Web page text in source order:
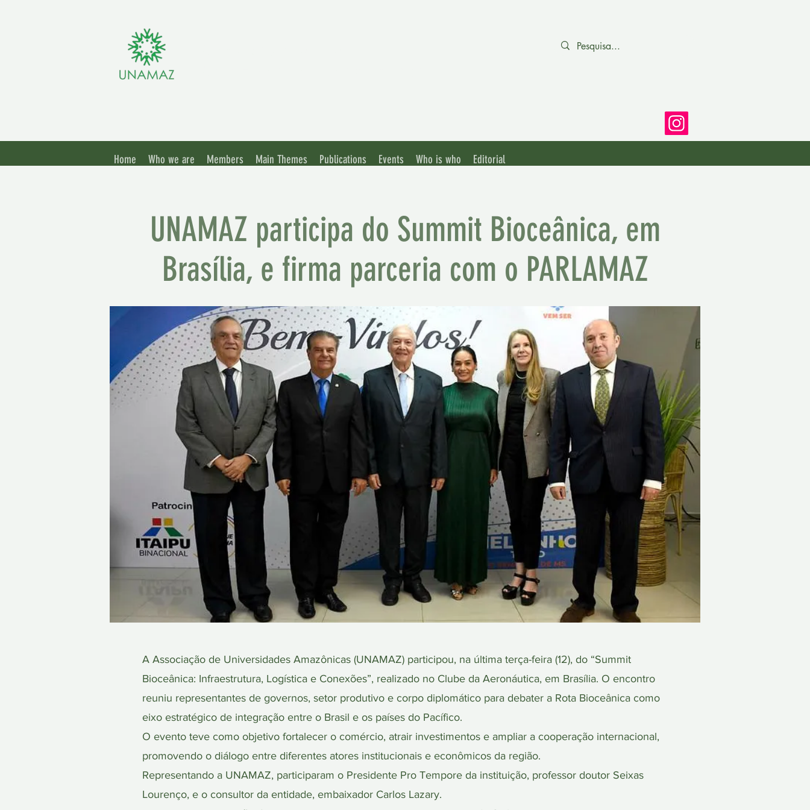
Home Who we are Members Main Themes Publications Events Who is who Editorial
UNAMAZ participa do Summit Bioceânica, em
Brasília, e firma parceria com o PARLAMAZ
A Associação de Universidades Amazônicas (UNAMAZ) participou, na última terça-feira (12), do “Summit
Bioceânica: Infraestrutura, Logística e Conexões”, realizado no Clube da Aeronáutica, em Brasília. O encontro
reuniu representantes de governos, setor produtivo e corpo diplomático para debater a Rota Bioceânica como
eixo estratégico de integração entre o Brasil e os países do Pacífico.
O evento teve como objetivo fortalecer o comércio, atrair investimentos e ampliar a cooperação internacional,
promovendo o diálogo entre diferentes atores institucionais e econômicos da região.
Representando a UNAMAZ, participaram o Presidente Pro Tempore da instituição, professor doutor Seixas
Lourenço, e o consultor da entidade, embaixador Carlos Lazary.